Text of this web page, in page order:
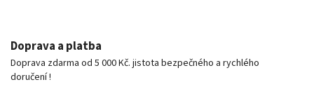
Doprava a platba
Doprava zdarma od 5 000 Kč. jistota bezpečného a rychlého
doručení !